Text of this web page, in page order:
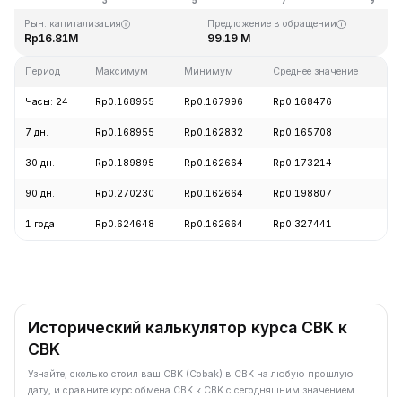
Рын. капитализация
Rp16.81M
Предложение в обращении
99.19 M
Период Максимум Минимум Среднее значение
Часы: 24 Rp0.168955 Rp0.167996 Rp0.168476
7 дн. Rp0.168955 Rp0.162832 Rp0.165708
30 дн. Rp0.189895 Rp0.162664 Rp0.173214
90 дн. Rp0.270230 Rp0.162664 Rp0.198807
1 года Rp0.624648 Rp0.162664 Rp0.327441
Исторический калькулятор курса CBK к
CBK
Узнайте, сколько стоил ваш CBK (Cobak) в CBK на любую прошлую
дату, и сравните курс обмена CBK к CBK с сегодняшним значением.